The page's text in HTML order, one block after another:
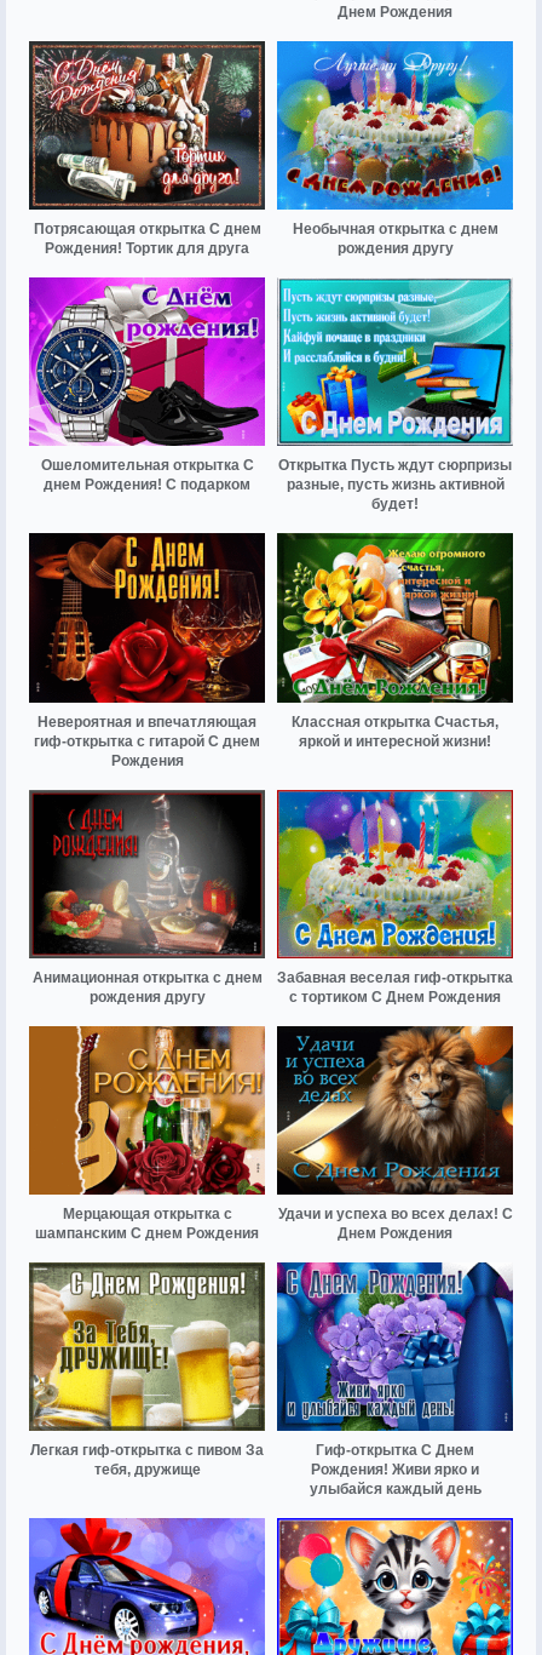
Днем Рождения
Потрясающая открытка С днем
Рождения! Тортик для друга
Необычная открытка с днем
рождения другу
Ошеломительная открытка С
днем Рождения! С подарком
Открытка Пусть ждут сюрпризы
разные, пусть жизнь активной
будет!
Невероятная и впечатляющая
гиф-открытка с гитарой С днем
Рождения
Классная открытка Счастья,
яркой и интересной жизни!
Анимационная открытка с днем
рождения другу
Забавная веселая гиф-открытка
с тортиком С Днем Рождения
Мерцающая открытка с
шампанским С днем Рождения
Удачи и успеха во всех делах! С
Днем Рождения
Легкая гиф-открытка с пивом За
тебя, дружище
Гиф-открытка С Днем
Рождения! Живи ярко и
улыбайся каждый день